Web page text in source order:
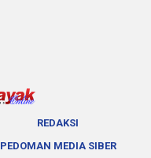
REDAKSI
PEDOMAN MEDIA SIBER